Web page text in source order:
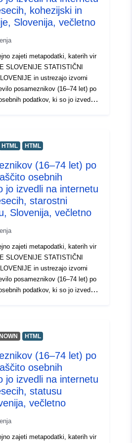
kohezijski in
Slovenija, večletno
zajeti metapodatki, katerih vir
SLOVENIJE STATISTIČNI
in ustrezajo izvorni
posameznikov (16–74 let) po
podatkov, ki so jo izvedli
Axis (.px). Med dodatnimi
do strani izvornega portala
prenesete. Oba
za prikaz, spreminjanje
v različne formate, poleg
in izpis tabel neomejene
statističnih analiz in
HTML HTML
(16–74 let) po
osebnih
jo izvedli na internetu
starostni
Slovenija, večletno
zajeti metapodatki, katerih vir
SLOVENIJE STATISTIČNI
in ustrezajo izvorni
posameznikov (16–74 let) po
podatkov, ki so jo izvedli
Med dodatnimi povezavami
izvornega portala za vpogled
prenesete. Oba omogočata izbor
oblike izpisa in
formate, poleg tega pa tudi
neomejene velikosti ter
analiz in grafičnih prikazov.
HTML
(16–74 let) po
osebnih
jo izvedli na internetu
statusu
večletno
zajeti metapodatki, katerih vir